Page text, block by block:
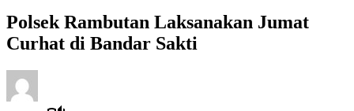
Polsek Rambutan Laksanakan Jumat
Curhat di Bandar Sakti